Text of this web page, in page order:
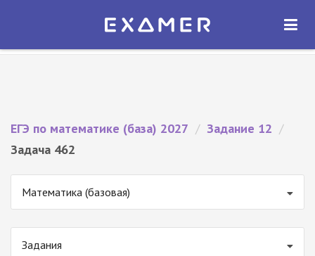
Экзамер — ЕГЭ 2027
ОТКРЫТЬ
ЕГЭ по математике (база) 2027 / Задание 12 /
Задача 462
Математика (базовая)
Задания